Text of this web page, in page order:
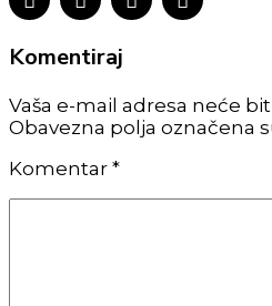
Komentiraj
Vaša e-mail adresa neće
Obavezna polja označena
Komentar *